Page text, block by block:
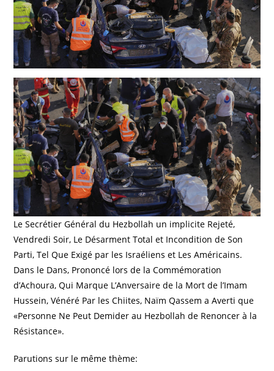
Le Secrétier Général du Hezbollah un implicite Rejeté,
Vendredi Soir, Le Désarment Total et Incondition de Son
Parti, Tel Que Exigé par les Israéliens et Les Américains.
Dans le Dans, Prononcé lors de la Commémoration
d’Achoura, Qui Marque L’Anversaire de la Mort de l’Imam
Hussein, Vénéré Par les Chiites, Naïm Qassem a Averti que
«Personne Ne Peut Demider au Hezbollah de Renoncer à la
Résistance».
Parutions sur le même thème: